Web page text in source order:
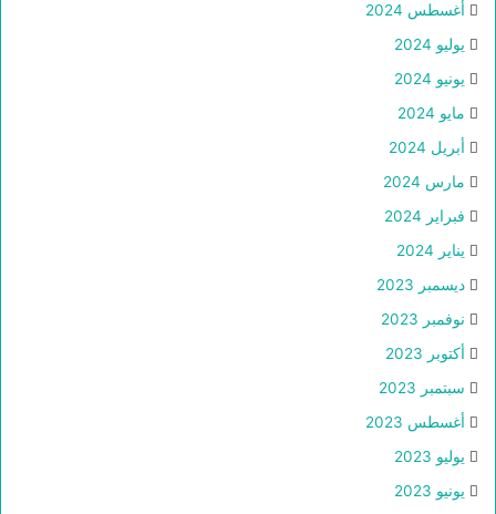
أغسطس 2024
يوليو 2024
يونيو 2024
مايو 2024
أبريل 2024
مارس 2024
فبراير 2024
يناير 2024
ديسمبر 2023
نوفمبر 2023
أكتوبر 2023
سبتمبر 2023
أغسطس 2023
يوليو 2023
يونيو 2023